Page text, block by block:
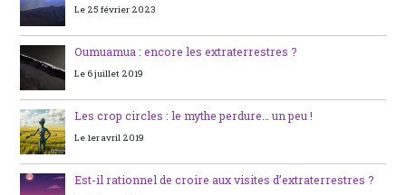
Le 25 février 2023
Oumuamua : encore les extraterrestres ?
Le 6 juillet 2019
Les crop circles : le mythe perdure… un peu !
Le 1er avril 2019
Est-il rationnel de croire aux visites d’extraterrestres ?